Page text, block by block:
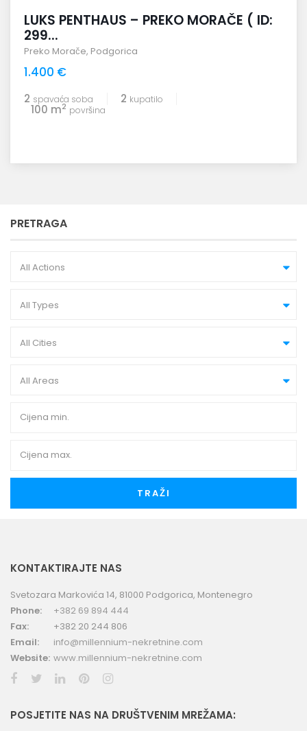
LUKS PENTHAUS – PREKO MORAČE ( ID:
299...
Preko Morače, Podgorica
1.400 €
2 spavaća soba 2 kupatilo
100 m2 površina
PRETRAGA
All Actions
All Types
All Cities
All Areas
TRAŽI
KONTAKTIRAJTE NAS
Svetozara Markovića 14, 81000 Podgorica, Montenegro
Phone:
+382 69 894 444
Fax:
+382 20 244 806
Email:
info@millennium-nekretnine.com
Website: www.millennium-nekretnine.com
POSJETITE NAS NA DRUŠTVENIM MREŽAMA: